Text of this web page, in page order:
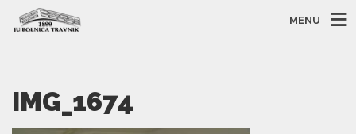
MENU
IMG_1674